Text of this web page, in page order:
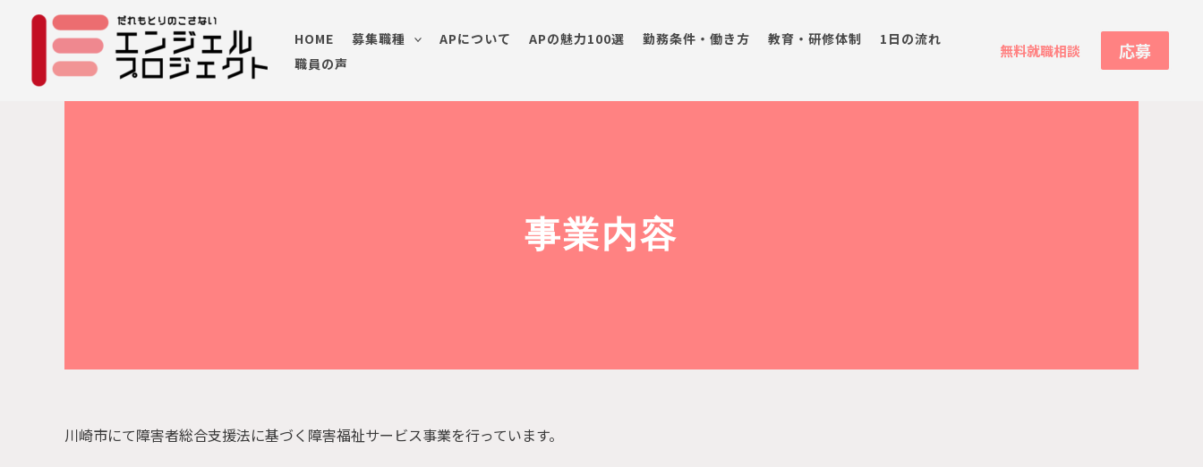
HOME 募集職種 APについて APの魅力100選 勤務条件・働き方 教育・研修体制
1日の流れ
職員の声
無料就職相談 応募
事業内容
川崎市にて障害者総合支援法に基づく障害福祉サービス事業を行っています。